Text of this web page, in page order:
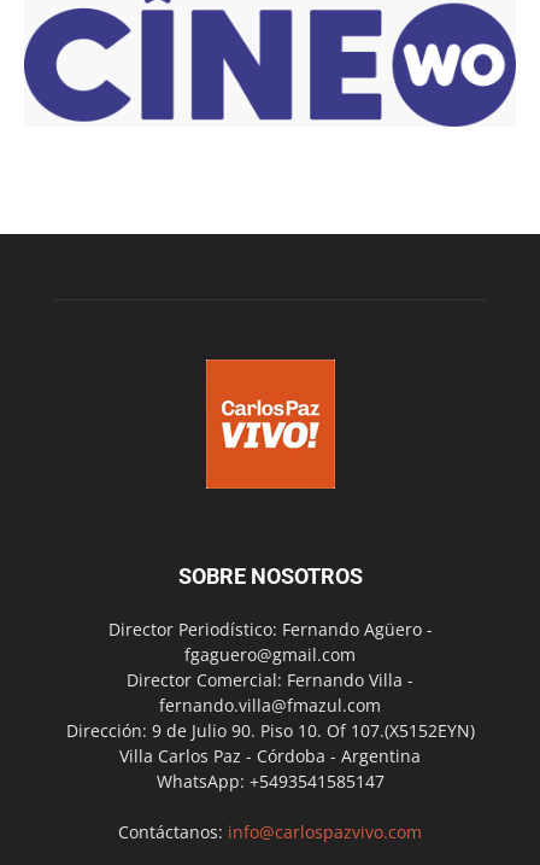
SOBRE NOSOTROS
Director Periodístico: Fernando Agüero -
fgaguero@gmail.com
Director Comercial: Fernando Villa -
fernando.villa@fmazul.com
Dirección: 9 de Julio 90. Piso 10. Of 107.(X5152EYN)
Villa Carlos Paz - Córdoba - Argentina
WhatsApp: +5493541585147
Contáctanos: info@carlospazvivo.com